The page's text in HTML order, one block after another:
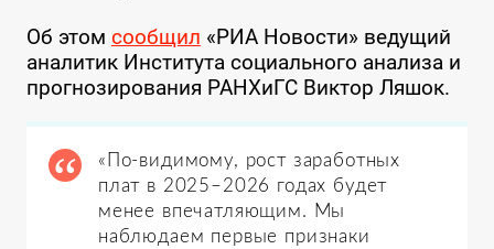
Об этом сообщил «РИА Новости» ведущий
аналитик Института социального анализа и
прогнозирования РАНХиГС Виктор Ляшок.
«По-видимому, рост заработных
плат в 2025–2026 годах будет
менее впечатляющим. Мы
наблюдаем первые признаки